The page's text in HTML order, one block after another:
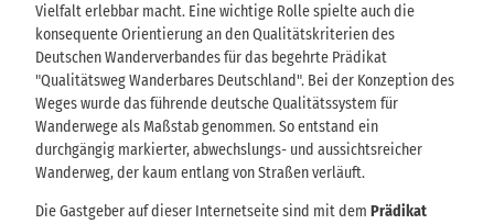
Vielfalt erlebbar macht. Eine wichtige Rolle spielte auch die
konsequente Orientierung an den Qualitätskriterien des
Deutschen Wanderverbandes für das begehrte Prädikat
"Qualitätsweg Wanderbares Deutschland". Bei der Konzeption des
Weges wurde das führende deutsche Qualitätssystem für
Wanderwege als Maßstab genommen. So entstand ein
durchgängig markierter, abwechslungs- und aussichtsreicher
Wanderweg, der kaum entlang von Straßen verläuft.
Die Gastgeber auf dieser Internetseite sind mit dem Prädikat